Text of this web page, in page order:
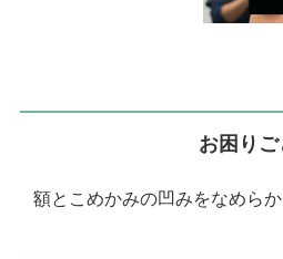
お困りご
額とこめかみの凹みをなめらか